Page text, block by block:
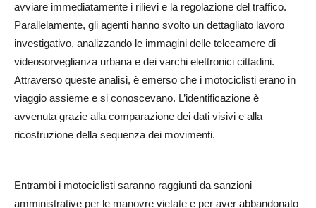
avviare immediatamente i rilievi e la regolazione del traffico.
Parallelamente, gli agenti hanno svolto un dettagliato lavoro
investigativo, analizzando le immagini delle telecamere di
videosorveglianza urbana e dei varchi elettronici cittadini.
Attraverso queste analisi, è emerso che i motociclisti erano in
viaggio assieme e si conoscevano. L’identificazione è
avvenuta grazie alla comparazione dei dati visivi e alla
ricostruzione della sequenza dei movimenti.
Entrambi i motociclisti saranno raggiunti da sanzioni
amministrative per le manovre vietate e per aver abbandonato